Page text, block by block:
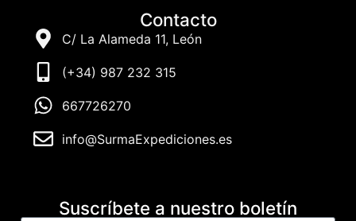
Contacto
C/ La Alameda 11, León
(+34) 987 232 315
667726270
info@SurmaExpediciones.es
Suscríbete a nuestro boletín